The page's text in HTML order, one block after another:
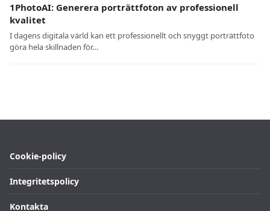
1PhotoAI: Generera porträttfoton av professionell
kvalitet
I dagens digitala värld kan ett professionellt och snyggt porträttfoto
göra hela skillnaden för…
Cookie-policy
Integritetspolicy
Kontakta